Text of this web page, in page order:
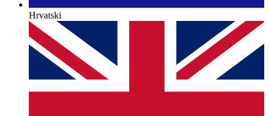
Hrvatski